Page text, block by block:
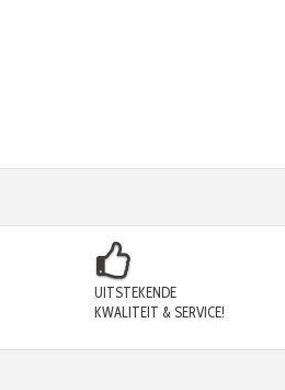
UITSTEKENDE
KWALITEIT & SERVICE!